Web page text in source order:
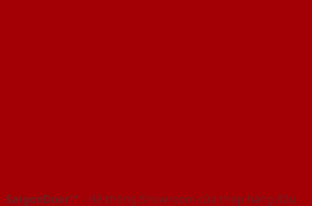
SaigonDoor™ - Hệ thống Showroom cửa thép hàng đầu